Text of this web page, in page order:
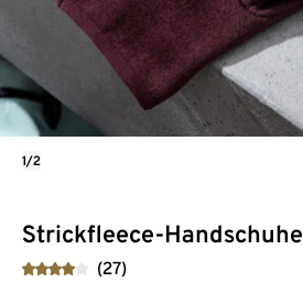
Strickfleece-Handschuhe
(27)
1/2